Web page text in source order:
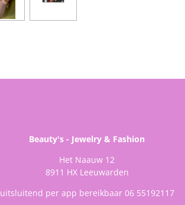
Beauty's - Jewelry & Fashion
Het Naauw 12
8911 HX Leeuwarden
uitsluitend per app bereikbaar 06 55192117